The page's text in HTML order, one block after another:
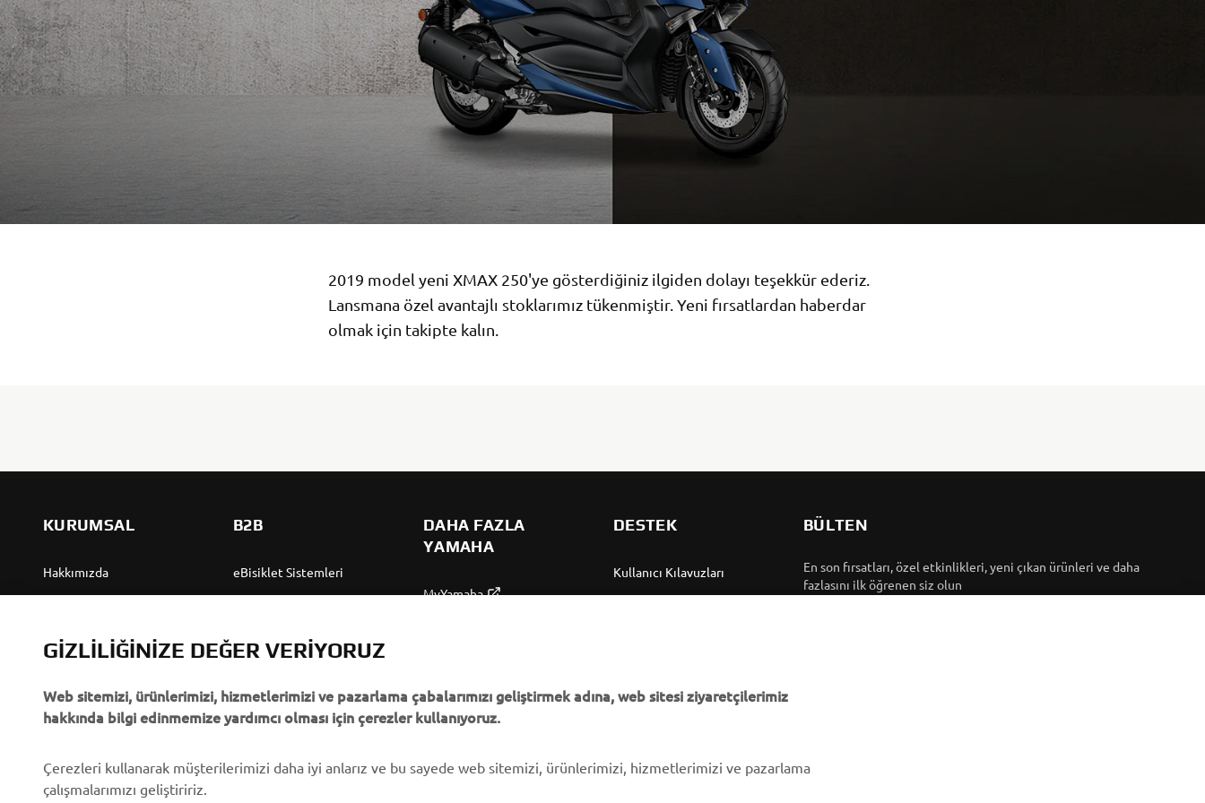
2019 model yeni XMAX 250'ye gösterdiğiniz ilgiden dolayı teşekkür ederiz.
Lansmana özel avantajlı stoklarımız tükenmiştir. Yeni fırsatlardan haberdar
olmak için takipte kalın.
KURUMSAL
Hakkımızda
Olaylar
Broşürler
Yamaha Bayisi Olmak
İnsan Hakları Politikası
B2B
eBisiklet Sistemleri
Sürücü kursları
Ortaklıklar
DAHA FAZLA
YAMAHA
MyYamaha
Yamaha Motor Global
Mobil Uygulamalar
DESTEK
Kullanıcı Kılavuzları
Bilgilendirme
BÜLTEN
En son fırsatları, özel etkinlikleri, yeni çıkan ürünleri ve daha
fazlasını ilk öğrenen siz olun
GIZLILIĞINIZE DEĞER VERIYORUZ
Web sitemizi, ürünlerimizi, hizmetlerimizi ve pazarlama çabalarımızı geliştirmek adına, web sitesi ziyaretçilerimiz
hakkında bilgi edinmemize yardımcı olması için çerezler kullanıyoruz.
Çerezleri kullanarak müşterilerimizi daha iyi anlarız ve bu sayede web sitemizi, ürünlerimizi, hizmetlerimizi ve pazarlama
çalışmalarımızı geliştiririz.